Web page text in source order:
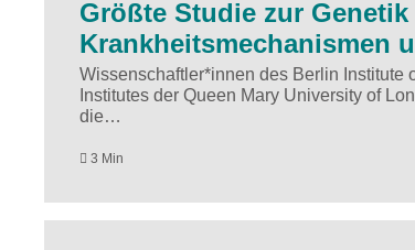
Größte Studie zur
Krankheitsmechanismen
Wissenschaftler*innen des Berlin Institute
Institutes der Queen Mary University of
die…
3 Min